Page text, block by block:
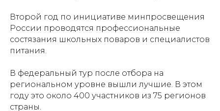
Второй год по инициативе минпросвещения
России проводятся профессиональные
состязания школьных поваров и специалистов
питания.
В федеральный тур после отбора на
региональном уровне вышли лучшие. В этом
году это около 400 участников из 75 регионов
страны.